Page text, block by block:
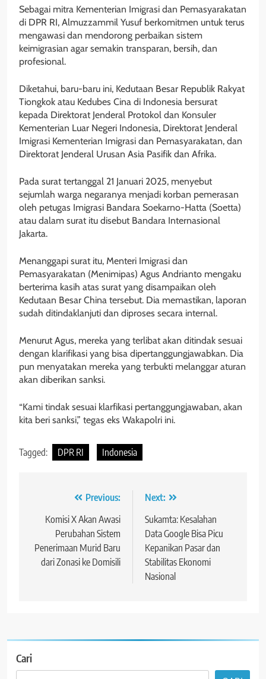
Sebagai mitra Kementerian Imigrasi dan Pemasyarakatan
di DPR RI, Almuzzammil Yusuf berkomitmen untuk terus
mengawasi dan mendorong perbaikan sistem
keimigrasian agar semakin transparan, bersih, dan
profesional.
Diketahui, baru-baru ini, Kedutaan Besar Republik Rakyat
Tiongkok atau Kedubes Cina di Indonesia bersurat
kepada Direktorat Jenderal Protokol dan Konsuler
Kementerian Luar Negeri Indonesia, Direktorat Jenderal
Imigrasi Kementerian Imigrasi dan Pemasyarakatan, dan
Direktorat Jenderal Urusan Asia Pasifik dan Afrika.
Pada surat tertanggal 21 Januari 2025, menyebut
sejumlah warga negaranya menjadi korban pemerasan
oleh petugas Imigrasi Bandara Soekarno-Hatta (Soetta)
atau dalam surat itu disebut Bandara Internasional
Jakarta.
Menanggapi surat itu, Menteri Imigrasi dan
Pemasyarakatan (Menimipas) Agus Andrianto mengaku
berterima kasih atas surat yang disampaikan oleh
Kedutaan Besar China tersebut. Dia memastikan, laporan
sudah ditindaklanjuti dan diproses secara internal.
Menurut Agus, mereka yang terlibat akan ditindak sesuai
dengan klarifikasi yang bisa dipertanggungjawabkan. Dia
pun menyatakan mereka yang terbukti melanggar aturan
akan diberikan sanksi.
“Kami tindak sesuai klarfikasi pertanggungjawaban, akan
kita beri sanksi,” tegas eks Wakapolri ini.
Tagged: DPR RI Indonesia
Navigasi
pos
Previous:
Komisi X Akan Awasi
Perubahan Sistem
Penerimaan Murid Baru
dari Zonasi ke Domisili
Next:
Sukamta: Kesalahan
Data Google Bisa Picu
Kepanikan Pasar dan
Stabilitas Ekonomi
Nasional
Cari